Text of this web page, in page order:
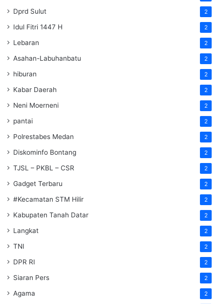
Dprd Sulut 2
Idul Fitri 1447 H 2
Lebaran 2
Asahan-Labuhanbatu 2
hiburan 2
Kabar Daerah 2
Neni Moerneni 2
pantai 2
Polrestabes Medan 2
Diskominfo Bontang 2
TJSL – PKBL – CSR 2
Gadget Terbaru 2
#Kecamatan STM Hilir 2
Kabupaten Tanah Datar 2
Langkat 2
TNI 2
DPR RI 2
Siaran Pers 2
Agama 2